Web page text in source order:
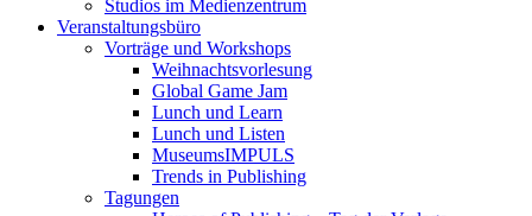
Studios im Medienzentrum
Veranstaltungsbüro
Vorträge und Workshops
Weihnachtsvorlesung
Global Game Jam
Lunch und Learn
Lunch und Listen
MuseumsIMPULS
Trends in Publishing
Tagungen